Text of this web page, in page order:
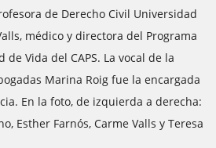
de Derecho Civil Universidad
médico y directora del Programa
de Vida del CAPS. La vocal de la
Marina Roig fue la encargada
En la foto, de izquierda a derecha:
Esther Farnós, Carme Valls y Teresa